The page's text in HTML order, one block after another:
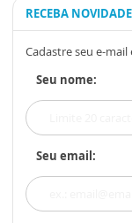
RECEBA
Cadastre seu e-
Seu nome:
Seu email: